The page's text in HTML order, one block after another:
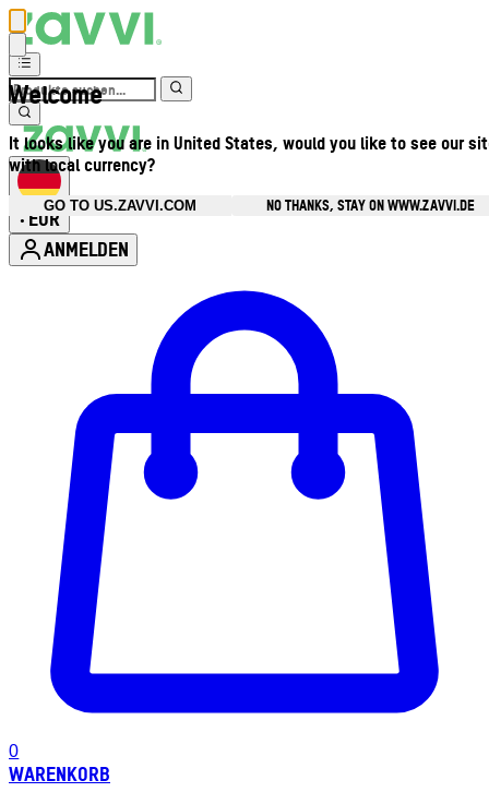
Welcome
It looks like you are in United States, would you like to see our
with local currency?
GO TO US.ZAVVI.COM
NO THANKS, STAY ON WWW.ZAVVI.DE
• EUR
ANMELDEN
0
WARENKORB